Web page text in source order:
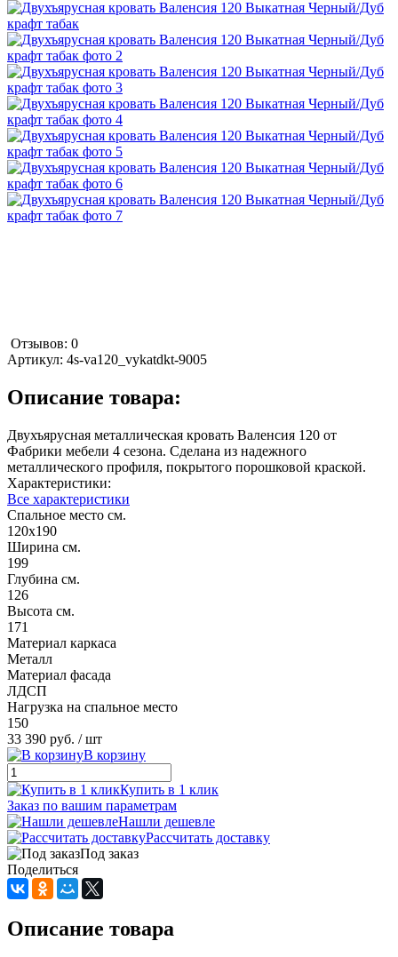
Отзывов: 0
Артикул: 4s-va120_vykatdkt-9005
Описание товара:
Двухъярусная металлическая кровать Валенсия 120 от
Фабрики мебели 4 сезона. Сделана из надежного
металлического профиля, покрытого порошковой краской.
Характеристики:
Все характеристики
Спальное место см.
120х190
Ширина см.
199
Глубина см.
126
Высота см.
171
Материал каркаса
Металл
Материал фасада
ЛДСП
Нагрузка на спальное место
150
33 390 руб. / шт
В корзину
Купить в 1 клик
Заказ по вашим параметрам
Нашли дешевле
Рассчитать доставку
Под заказ
Поделиться
Описание товара